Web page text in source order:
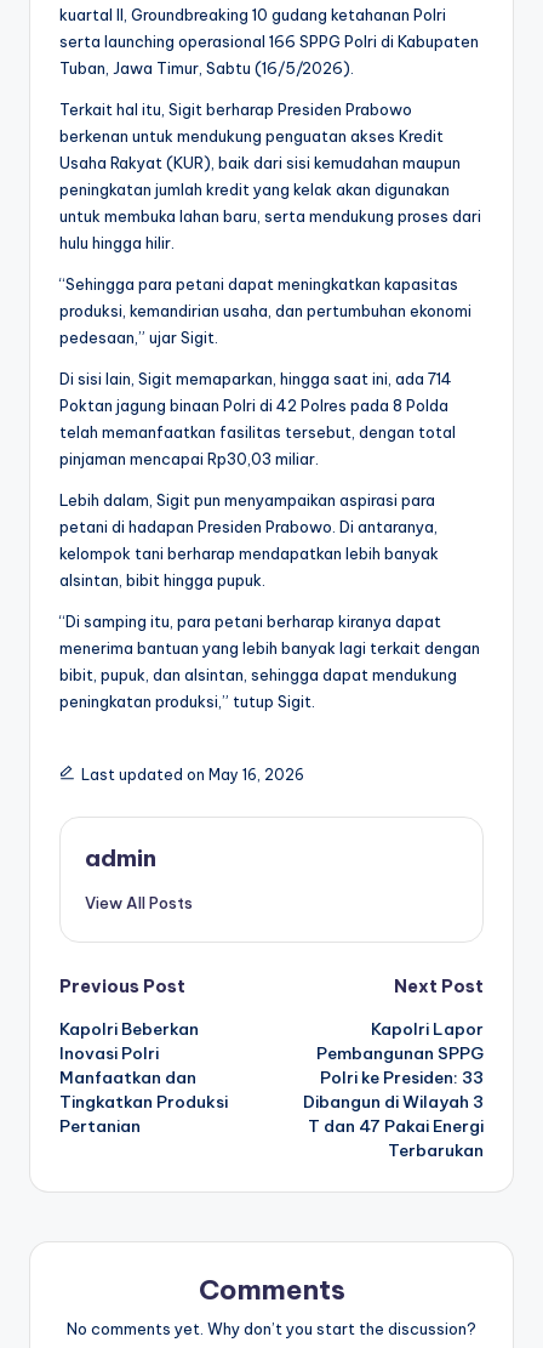
kuartal II, Groundbreaking 10 gudang ketahanan Polri
serta launching operasional 166 SPPG Polri di Kabupaten
Tuban, Jawa Timur, Sabtu (16/5/2026).
Terkait hal itu, Sigit berharap Presiden Prabowo
berkenan untuk mendukung penguatan akses Kredit
Usaha Rakyat (KUR), baik dari sisi kemudahan maupun
peningkatan jumlah kredit yang kelak akan digunakan
untuk membuka lahan baru, serta mendukung proses dari
hulu hingga hilir.
“Sehingga para petani dapat meningkatkan kapasitas
produksi, kemandirian usaha, dan pertumbuhan ekonomi
pedesaan,” ujar Sigit.
Di sisi lain, Sigit memaparkan, hingga saat ini, ada 714
Poktan jagung binaan Polri di 42 Polres pada 8 Polda
telah memanfaatkan fasilitas tersebut, dengan total
pinjaman mencapai Rp30,03 miliar.
Lebih dalam, Sigit pun menyampaikan aspirasi para
petani di hadapan Presiden Prabowo. Di antaranya,
kelompok tani berharap mendapatkan lebih banyak
alsintan, bibit hingga pupuk.
“Di samping itu, para petani berharap kiranya dapat
menerima bantuan yang lebih banyak lagi terkait dengan
bibit, pupuk, dan alsintan, sehingga dapat mendukung
peningkatan produksi,” tutup Sigit.
Last updated on May 16, 2026
admin
View All Posts
Post
navigation
Previous Post
Kapolri Beberkan
Inovasi Polri
Manfaatkan dan
Tingkatkan Produksi
Pertanian
Next Post
Kapolri Lapor
Pembangunan SPPG
Polri ke Presiden: 33
Dibangun di Wilayah 3
T dan 47 Pakai Energi
Terbarukan
Comments
No comments yet. Why don’t you start the discussion?